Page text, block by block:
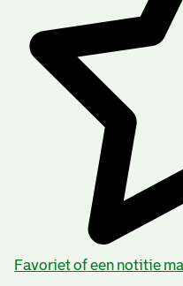
Favoriet of een notitie